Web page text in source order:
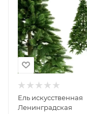
Ель искусственная
Ленинградская